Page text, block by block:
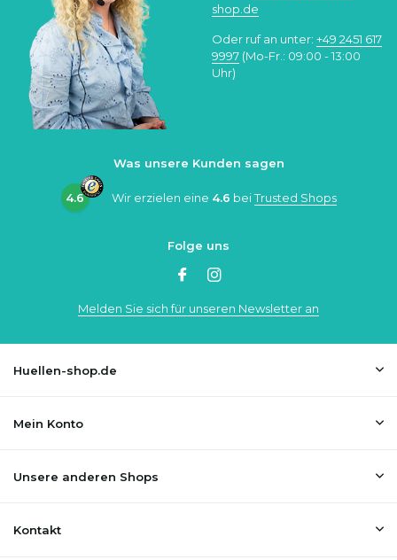
shop.de
Oder ruf an unter: +49 2451 617
9997 (Mo-Fr.: 09:00 - 13:00
Uhr)
Was unsere Kunden sagen
4.6 Wir erzielen eine 4.6 beiTrusted Shops
Folge uns
Melden Sie sich für unseren Newsletter an
Huellen-shop.de
Mein Konto
Unsere anderen Shops
Kontakt